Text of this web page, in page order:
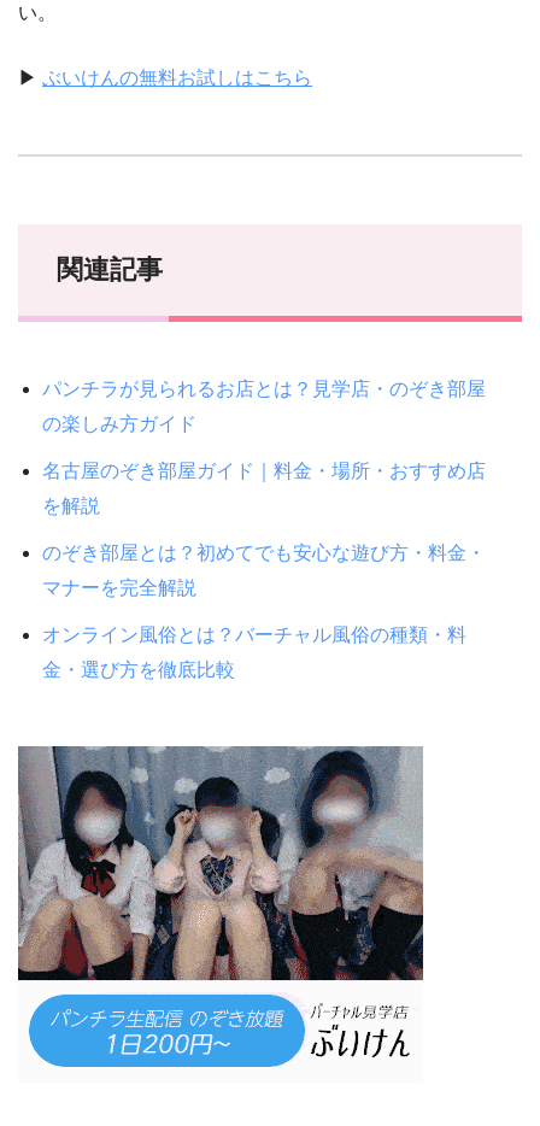
い。
▶ ぶいけんの無料お試しはこちら
関連記事
パンチラが見られるお店とは？見学店・のぞき部屋
の楽しみ方ガイド
名古屋のぞき部屋ガイド｜料金・場所・おすすめ店
を解説
のぞき部屋とは？初めてでも安心な遊び方・料金・
マナーを完全解説
オンライン風俗とは？バーチャル風俗の種類・料
金・選び方を徹底比較